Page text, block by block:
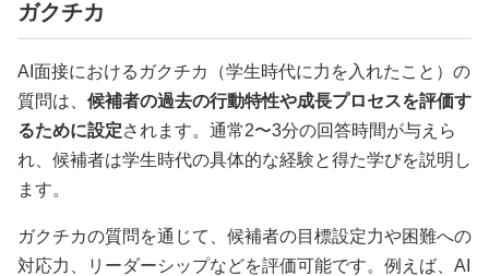
ガクチカ
AI面接におけるガクチカ（学生時代に力を入れたこと）の
質問は、 候補者の過去の行動特性や成長プロセスを評価す
るために設定されます。通常2〜3分の回答時間が与えら
れ、候補者は学生時代の具体的な経験と得た学びを説明し
ます。
ガクチカの質問を通じて、候補者の目標設定力や困難への
対応力、リーダーシップなどを評価可能です。例えば、AI